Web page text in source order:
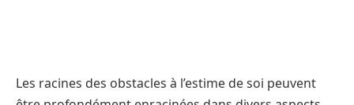
Les racines des obstacles à l’estime de soi peuvent